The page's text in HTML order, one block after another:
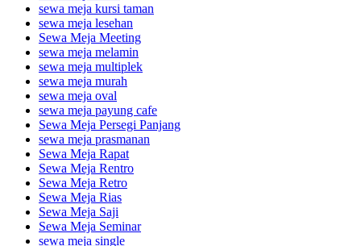
sewa meja kursi taman
sewa meja lesehan
Sewa Meja Meeting
sewa meja melamin
sewa meja multiplek
sewa meja murah
sewa meja oval
sewa meja payung cafe
Sewa Meja Persegi Panjang
sewa meja prasmanan
Sewa Meja Rapat
Sewa Meja Rentro
Sewa Meja Retro
Sewa Meja Rias
Sewa Meja Saji
Sewa Meja Seminar
sewa meja single